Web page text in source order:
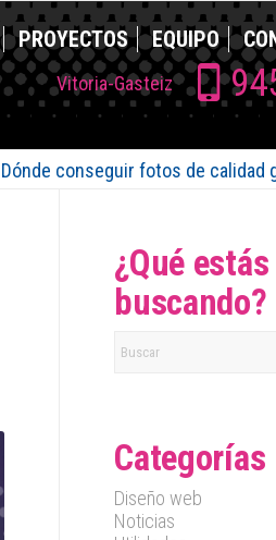
PROYECTOS EQUIPO
Vitoria-Gasteiz
Dónde conseguir fotos de calidad
¿Qué estás
buscando?
Categorías
Diseño web
Noticias